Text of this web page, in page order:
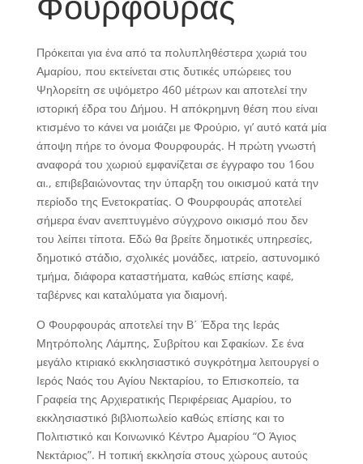
Πρόκειται για ένα από τα πολυπληθέστερα χωριά του
Αμαρίου, που εκτείνεται στις δυτικές υπώρειες του
Ψηλορείτη σε υψόμετρο 460 μέτρων και αποτελεί την
ιστορική έδρα του Δήμου. Η απόκρημνη θέση που είναι
κτισμένο το κάνει να μοιάζει με Φρούριο, γι’ αυτό κατά μία
άποψη πήρε το όνομα Φουρφουράς. Η πρώτη γνωστή
αναφορά του χωριού εμφανίζεται σε έγγραφο του 16ου
αι., επιβεβαιώνοντας την ύπαρξη του οικισμού κατά την
περίοδο της Ενετοκρατίας. Ο Φουρφουράς αποτελεί
σήμερα έναν ανεπτυγμένο σύγχρονο οικισμό που δεν
του λείπει τίποτα. Εδώ θα βρείτε δημοτικές υπηρεσίες,
δημοτικό στάδιο, σχολικές μονάδες, ιατρείο, αστυνομικό
τμήμα, διάφορα καταστήματα, καθώς επίσης καφέ,
ταβέρνες και καταλύματα για διαμονή.
Ο Φουρφουράς αποτελεί την Β΄ Έδρα της Ιεράς
Μητρόπολης Λάμπης, Συβρίτου και Σφακίων. Σε ένα
μεγάλο κτιριακό εκκλησιαστικό συγκρότημα λειτουργεί ο
Ιερός Ναός του Αγίου Νεκταρίου, το Επισκοπείο, τα
Γραφεία της Αρχιερατικής Περιφέρειας Αμαρίου, το
εκκλησιαστικό βιβλιοπωλείο καθώς επίσης και το
Πολιτιστικό και Κοινωνικό Κέντρο Αμαρίου “Ο Άγιος
Νεκτάριος”. Η τοπική εκκλησία στους χώρους αυτούς